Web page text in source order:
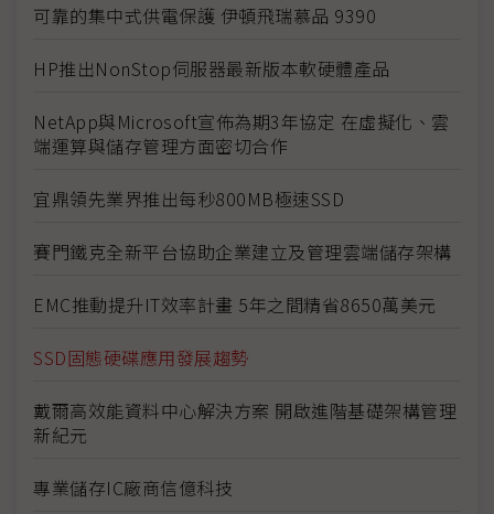
可靠的集中式供電保護 伊頓飛瑞慕品 9390
HP推出NonStop伺服器最新版本軟硬體產品
NetApp與Microsoft宣佈為期3年協定 在虛擬化、雲
端運算與儲存管理方面密切合作
宜鼎領先業界推出每秒800MB極速SSD
賽門鐵克全新平台協助企業建立及管理雲端儲存架構
EMC推動提升IT效率計畫 5年之間精省8650萬美元
SSD固態硬碟應用發展趨勢
戴爾高效能資料中心解決方案 開啟進階基礎架構管理
新紀元
專業儲存IC廠商信億科技